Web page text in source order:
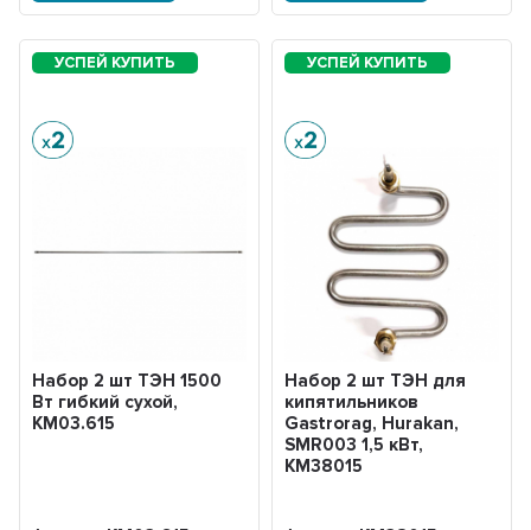
Набор 2 шт ТЭН 1500
Вт гибкий сухой,
KM03.615
Набор 2 шт ТЭН для
кипятильников
Gastrorag, Hurakan,
SMR003 1,5 кВт,
KM38015